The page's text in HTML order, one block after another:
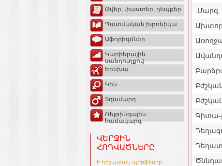
Թվեր, փաստեր, դեպքեր
Պատմական խրոնիկա
Աֆորիզմներ
Կարիերային
սանդուղքով
Երեխա
Կին
Տղամարդ
Ռեյթինգային
համակարգ
ՎԵՐՋԻՆ
ՀՈԴՎԱԾՆԵՐԸ
Ի հիշատակ պրոֆեսոր
.Մարզ.
Գիտա-